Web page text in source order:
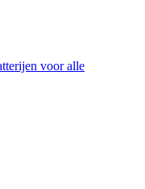
voor alle